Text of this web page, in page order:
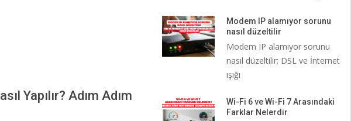
Yapılır? Adım Adım
Modem IP alamıyor sorunu
nasıl düzeltilir
Modem IP alamıyor sorunu
nasıl düzeltilir; DSL ve İnternet
ışığı
Wi-Fi 6 ve Wi-Fi 7 Arasındaki
Farklar Nelerdir